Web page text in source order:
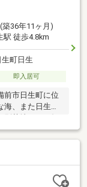
築36年11ヶ月)
駅 徒歩4.8km
町日生
即入居可
前市日生町に位
、また日生諸
４年に民泊施設
生まれ変わらせ
付きで明日か
外観に和洋折衷
トルの距離にあ